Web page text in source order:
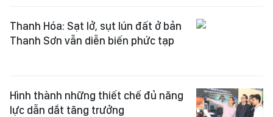
Thanh Hóa: Sạt lở, sụt lún đất ở bản
Thanh Sơn vẫn diễn biến phức tạp
Hình thành những thiết chế đủ năng
lực dẫn dắt tăng trưởng